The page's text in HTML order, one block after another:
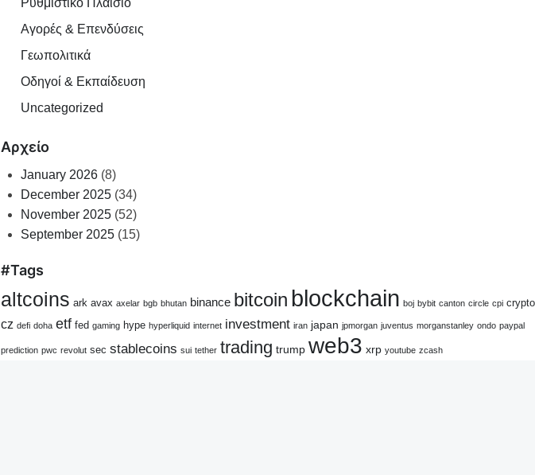
Ρυθμιστικό Πλαίσιο
Αγορές & Επενδύσεις
Γεωπολιτικά
Οδηγοί & Εκπαίδευση
Uncategorized
Αρχείο
January 2026 (8)
December 2025 (34)
November 2025 (52)
September 2025 (15)
#Tags
altcoins ark avax axelar bgb bhutan binance bitcoin blockchain boj bybit canton circle cpi crypto
cz defi doha etf fed gaming hype hyperliquid internet investment iran japan jpmorgan juventus morganstanley ondo paypal
prediction pwc revolut sec stablecoins sui tether trading trump web3 xrp youtube zcash